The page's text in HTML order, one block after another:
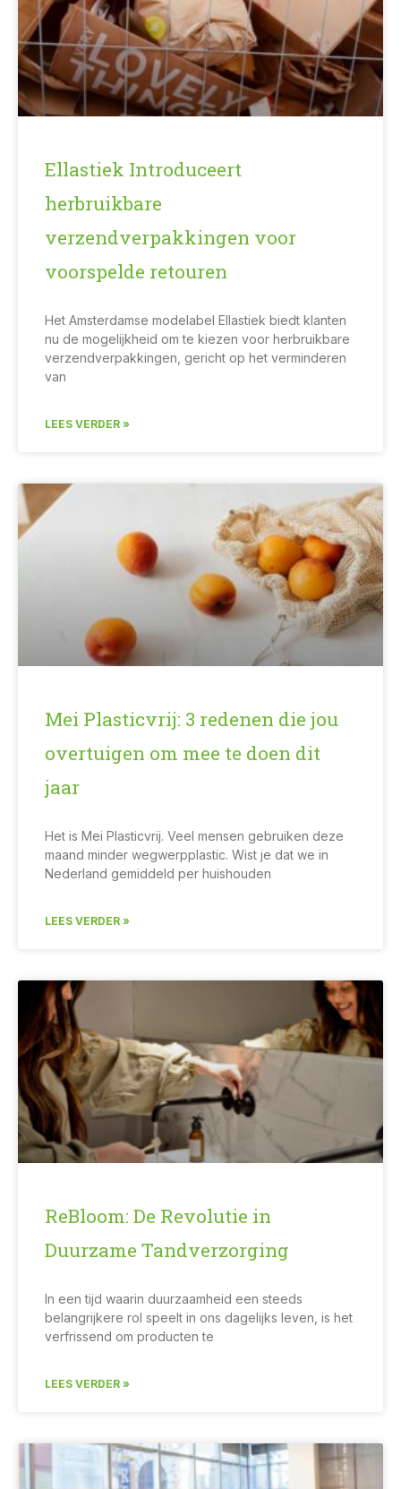
Ellastiek Introduceert
herbruikbare
verzendverpakkingen voor
voorspelde retouren
Het Amsterdamse modelabel Ellastiek biedt klanten
nu de mogelijkheid om te kiezen voor herbruikbare
verzendverpakkingen, gericht op het verminderen
van
LEES VERDER »
Mei Plasticvrij: 3 redenen die jou
overtuigen om mee te doen dit
jaar
Het is Mei Plasticvrij. Veel mensen gebruiken deze
maand minder wegwerpplastic. Wist je dat we in
Nederland gemiddeld per huishouden
LEES VERDER »
ReBloom: De Revolutie in
Duurzame Tandverzorging
In een tijd waarin duurzaamheid een steeds
belangrijkere rol speelt in ons dagelijks leven, is het
verfrissend om producten te
LEES VERDER »